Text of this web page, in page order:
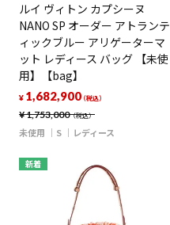
ルイ ヴィトン カプシーヌ
NANO SP オーダー アトランテ
ィックブルー アリゲーターマ
ット レディース バッグ 【未使
用】【bag】
¥1,753,000（税込）
¥ 1,682,900（税込）
未使用 S レディース
新着